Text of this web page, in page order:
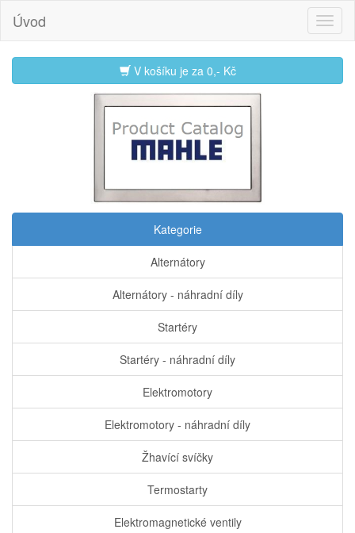
Úvod
V košíku je za 0,- Kč
Kategorie
Alternátory
Alternátory - náhradní díly
Startéry
Startéry - náhradní díly
Elektromotory
Elektromotory - náhradní díly
Žhavící svíčky
Termostarty
Elektromagnetické ventily